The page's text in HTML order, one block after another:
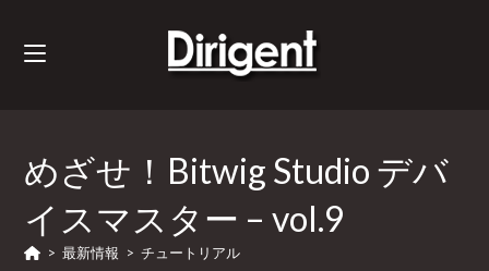
めざせ！Bitwig Studio デバ
イスマスター – vol.9
> 最新情報 > チュートリアル